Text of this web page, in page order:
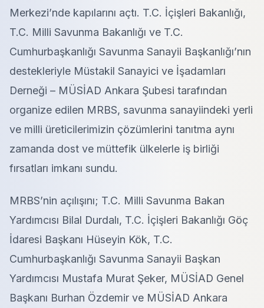
Merkezi’nde kapılarını açtı. T.C. İçişleri Bakanlığı,
T.C. Milli Savunma Bakanlığı ve T.C.
Cumhurbaşkanlığı Savunma Sanayii Başkanlığı’nın
destekleriyle Müstakil Sanayici ve İşadamları
Derneği – MÜSİAD Ankara Şubesi tarafından
organize edilen MRBS, savunma sanayiindeki yerli
ve milli üreticilerimizin çözümlerini tanıtma aynı
zamanda dost ve müttefik ülkelerle iş birliği
fırsatları imkanı sundu.
MRBS’nin açılışını; T.C. Milli Savunma Bakan
Yardımcısı Bilal Durdalı, T.C. İçişleri Bakanlığı Göç
İdaresi Başkanı Hüseyin Kök, T.C.
Cumhurbaşkanlığı Savunma Sanayii Başkan
Yardımcısı Mustafa Murat Şeker, MÜSİAD Genel
Başkanı Burhan Özdemir ve MÜSİAD Ankara